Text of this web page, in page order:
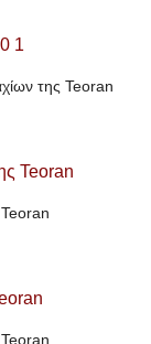
της Teoran